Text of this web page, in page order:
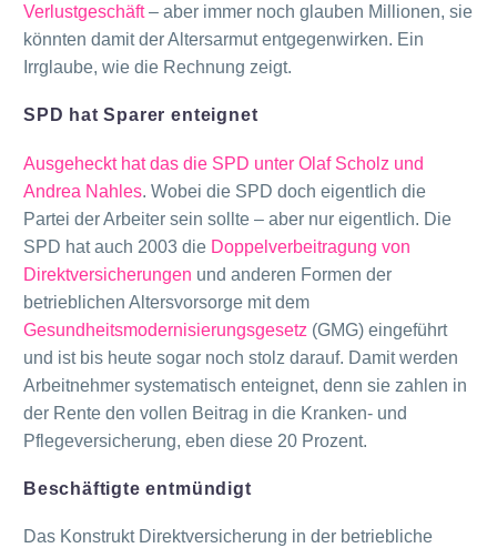
Verlustgeschäft– aber immer noch glauben Millionen, sie
könnten damit der Altersarmut entgegenwirken. Ein
Irrglaube, wie die Rechnung zeigt.
SPD hat Sparer enteignet
Ausgeheckt hat das die SPD unter Olaf Scholz und
Andrea Nahles. Wobei die SPD doch eigentlich die
Partei der Arbeiter sein sollte – aber nur eigentlich. Die
SPD hat auch 2003 die Doppelverbeitragung von
Direktversicherungen und anderen Formen der
betrieblichen Altersvorsorge mit dem
Gesundheitsmodernisierungsgesetz (GMG) eingeführt
und ist bis heute sogar noch stolz darauf. Damit werden
Arbeitnehmer systematisch enteignet, denn sie zahlen in
der Rente den vollen Beitrag in die Kranken- und
Pflegeversicherung, eben diese 20 Prozent.
Beschäftigte entmündigt
Das Konstrukt Direktversicherung in der betriebliche